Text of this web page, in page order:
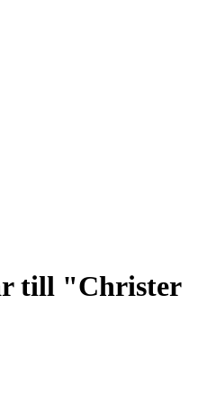
till "Christer